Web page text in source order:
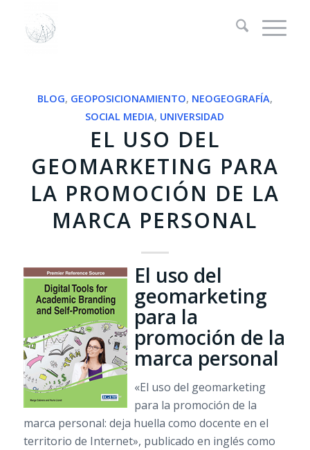
BLOG, GEOPOSICIONAMIENTO, NEOGEOGRAFÍA,
SOCIAL MEDIA, UNIVERSIDAD
EL USO DEL
GEOMARKETING PARA
LA PROMOCIÓN DE LA
MARCA PERSONAL
El uso del
geomarketing
para la
promoción de la
marca personal
«El uso del geomarketing
para la promoción de la
marca personal: deja huella como docente en el
territorio de Internet», publicado en inglés como